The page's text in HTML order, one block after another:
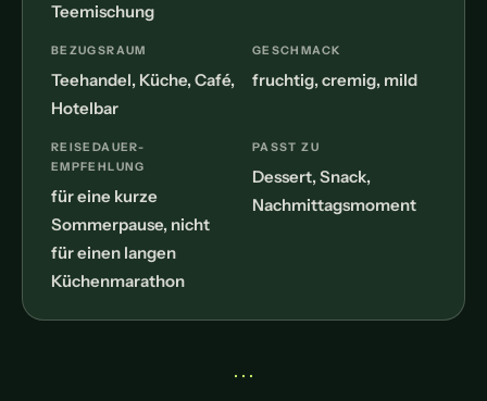
Teemischung
BEZUGSRAUM
Teehandel, Küche, Café,
Hotelbar
GESCHMACK
fruchtig, cremig, mild
REISEDAUER-
EMPFEHLUNG
für eine kurze
Sommerpause, nicht
für einen langen
Küchenmarathon
PASST ZU
Dessert, Snack,
Nachmittagsmoment
• • •